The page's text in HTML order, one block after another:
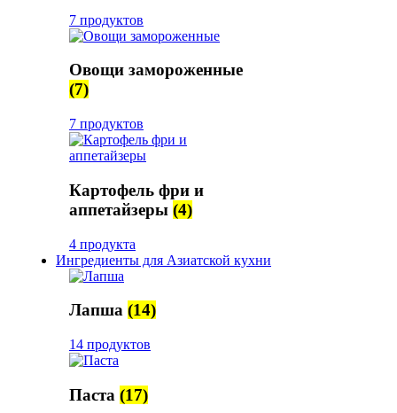
7 продуктов
Овощи замороженные
(7)
7 продуктов
Картофель фри и
аппетайзеры (4)
4 продукта
Ингредиенты для Азиатской кухни
Лапша (14)
14 продуктов
Паста (17)